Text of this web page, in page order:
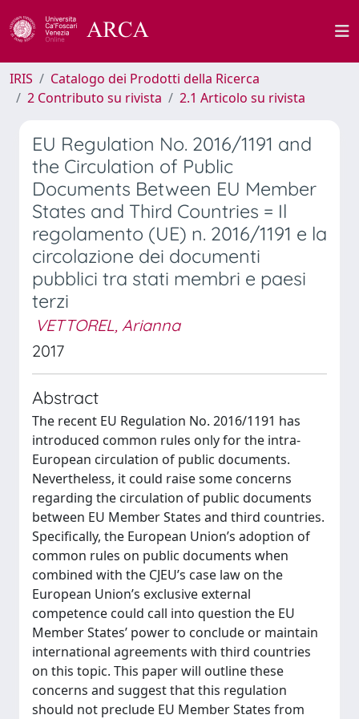
IRIS
Catalogo dei Prodotti della Ricerca
2 Contributo su rivista
2.1 Articolo su rivista
EU Regulation No. 2016/1191 and
the Circulation of Public
Documents Between EU Member
States and Third Countries = Il
regolamento (UE) n. 2016/1191 e la
circolazione dei documenti
pubblici tra stati membri e paesi
terzi
VETTOREL, Arianna
2017
Abstract
The recent EU Regulation No. 2016/1191 has
introduced common rules only for the intra-
European circulation of public documents.
Nevertheless, it could raise some concerns
regarding the circulation of public documents
between EU Member States and third countries.
Specifically, the European Union’s adoption of
common rules on public documents when
combined with the CJEU’s case law on the
European Union’s exclusive external
competence could call into question the EU
Member States’ power to conclude or maintain
international agreements with third countries
on this topic. This paper will outline these
concerns and suggest that this regulation
should not preclude EU Member States from